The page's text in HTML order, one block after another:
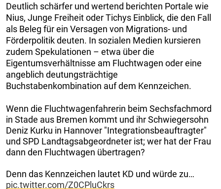
Deutlich schärfer und wertend berichten Portale wie
Nius, Junge Freiheit oder Tichys Einblick, die den Fall
als Beleg für ein Versagen von Migrations- und
Förderpolitik deuten. In sozialen Medien kursieren
zudem Spekulationen – etwa über die
Eigentumsverhältnisse am Fluchtwagen oder eine
angeblich deutungsträchtige
Buchstabenkombination auf dem Kennzeichen.
Wenn die Fluchtwagenfahrerin beim Sechsfachmord
in Stade aus Bremen kommt und ihr Schwiegersohn
Deniz Kurku in Hannover "Integrationsbeauftragter"
und SPD Landtagsabgeordneter ist; wer hat der Frau
dann den Fluchtwagen übertragen?
Denn das Kennzeichen lautet KD und würde zu…
pic.twitter.com/Z0CPluCkrs